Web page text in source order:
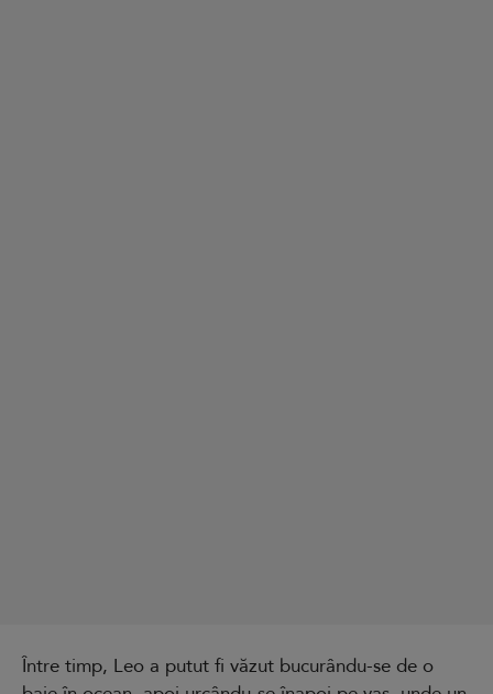
Între timp, Leo a putut fi văzut bucurându-se de o